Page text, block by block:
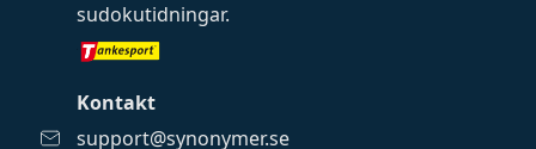
sudokutidningar.
Kontakt
support@synonymer.se